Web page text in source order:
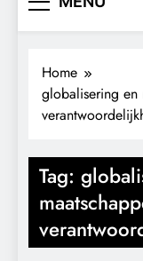
Home
globalisering en
Tag:
CENSUUR
CONTROLE
KALENDER 2030